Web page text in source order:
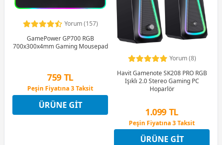
Yorum (157)
GamePower GP700 RGB
700x300x4mm Gaming Mousepad
759 TL
Peşin Fiyatına 3 Taksit
12 Ay x 89 TL taksitle
Peşin Fiyatına 3 Taksit
ÜRÜNE GIT
Yorum (8)
Havit Gamenote SK208 PRO RGB
Işıklı 2.0 Stereo Gaming PC
Hoparlör
1.099 TL
Peşin Fiyatına 3 Taksit
4 Ay x 305 TL taksitle
Peşin Fiyatına 3 Taksit
ÜRÜNE GIT